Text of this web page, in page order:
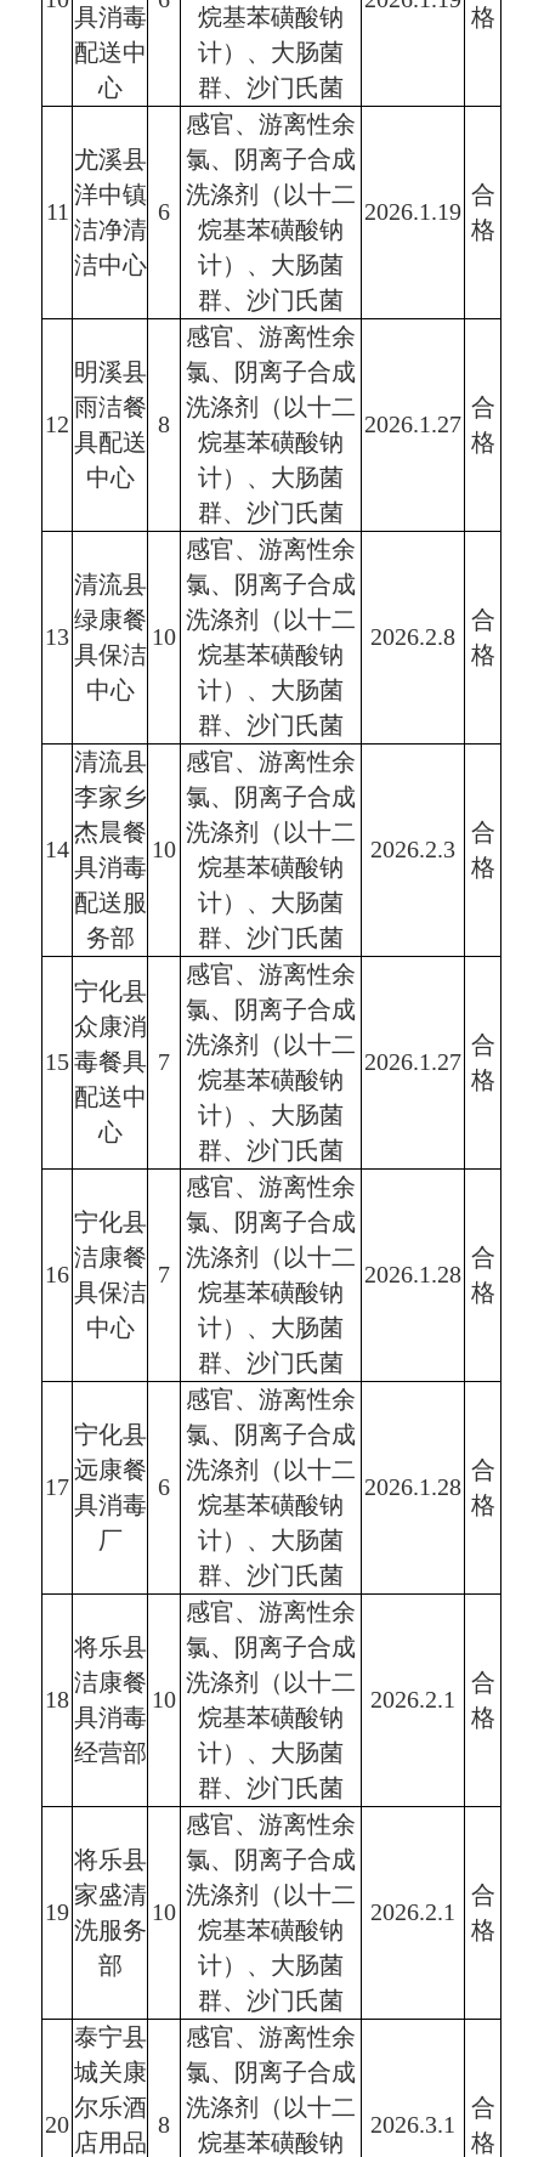
具消毒
配送中
心
烷基苯磺酸钠
计）、大肠菌
群、沙门氏菌
格
11
尤溪县
洋中镇
洁净清
洁中心
6
感官、游离性余
氯、阴离子合成
洗涤剂（以十二
烷基苯磺酸钠
计）、大肠菌
群、沙门氏菌
2026.1.19
合
格
12
明溪县
雨洁餐
具配送
中心
8
感官、游离性余
氯、阴离子合成
洗涤剂（以十二
烷基苯磺酸钠
计）、大肠菌
群、沙门氏菌
2026.1.27
合
格
13
清流县
绿康餐
具保洁
中心
10
感官、游离性余
氯、阴离子合成
洗涤剂（以十二
烷基苯磺酸钠
计）、大肠菌
群、沙门氏菌
2026.2.8
合
格
14
清流县
李家乡
杰晨餐
具消毒
配送服
务部
10
感官、游离性余
氯、阴离子合成
洗涤剂（以十二
烷基苯磺酸钠
计）、大肠菌
群、沙门氏菌
2026.2.3
合
格
15
宁化县
众康消
毒餐具
配送中
心
7
感官、游离性余
氯、阴离子合成
洗涤剂（以十二
烷基苯磺酸钠
计）、大肠菌
群、沙门氏菌
2026.1.27
合
格
16
宁化县
洁康餐
具保洁
中心
7
感官、游离性余
氯、阴离子合成
洗涤剂（以十二
烷基苯磺酸钠
计）、大肠菌
群、沙门氏菌
2026.1.28
合
格
17
宁化县
远康餐
具消毒
厂
6
感官、游离性余
氯、阴离子合成
洗涤剂（以十二
烷基苯磺酸钠
计）、大肠菌
群、沙门氏菌
2026.1.28
合
格
18
将乐县
洁康餐
具消毒
经营部
10
感官、游离性余
氯、阴离子合成
洗涤剂（以十二
烷基苯磺酸钠
计）、大肠菌
群、沙门氏菌
2026.2.1
合
格
19
将乐县
家盛清
洗服务
部
10
感官、游离性余
氯、阴离子合成
洗涤剂（以十二
烷基苯磺酸钠
计）、大肠菌
群、沙门氏菌
2026.2.1
合
格
20
泰宁县
城关康
尔乐酒
店用品
8
感官、游离性余
氯、阴离子合成
洗涤剂（以十二
烷基苯磺酸钠
2026.3.1
合
格